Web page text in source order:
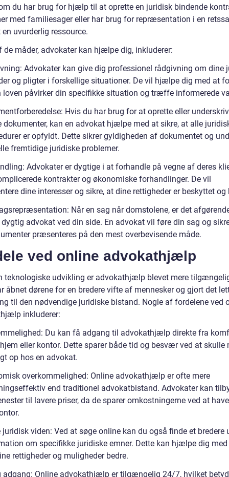
du har brug for hjælp til at oprette en juridisk bindende
med familiesager eller har brug for repræsentation i en
uvurderlig ressource.
de måder, advokater kan hjælpe dig, inkluderer:
Advokater kan give dig professionel rådgivning om dine
og pligter i forskellige situationer. De vil hjælpe dig med at
loven påvirker din specifikke situation og træffe informerede
Hvis du har brug for at oprette eller
dokumenter, kan en advokat hjælpe med at sikre, at alle
er opfyldt. Dette sikrer gyldigheden af dokumentet og
fremtidige juridiske problemer.
Advokater er dygtige i at forhandle på vegne af deres
kontrakter og økonomiske forhandlinger. De vil
dine interesser og sikre, at dine rettigheder er beskyttet og
Når en sag når domstolene, er det
dygtig advokat ved din side. En advokat vil føre din sag og
præsenteres på den mest overbevisende måde.
ved online advokathjælp
teknologiske udvikling er advokathjælp blevet mere
åbnet dørene for en bredere vifte af mennesker og gjort det
til den nødvendige juridiske bistand. Nogle af fordelene ved
inkluderer:
Du kan få adgang til advokathjælp direkte fra
eller kontor. Dette sparer både tid og besvær ved at skulle
op hos en advokat.
overkommelighed: Online advokathjælp er ofte mere
end traditionel advokatbistand. Advokater kan
til lavere priser, da de sparer omkostningerne ved at
juridisk viden: Ved at søge online kan du også finde et bredere
om specifikke juridiske emner. Dette kan hjælpe dig
rettigheder og muligheder bedre.
adgang: Online advokathjælp er tilgængelig 24/7, hvilket